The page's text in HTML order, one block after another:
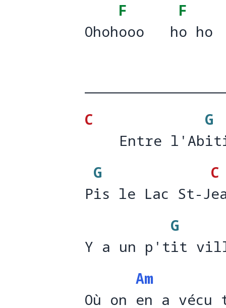
Ohoh
F
ooo   h
F
o ho
Ohohooo   ho ho
C
    Entre l'Ab
G
Entre
P
G
is le Lac St-J
C
Pis le Lac St-
Y a un p't
G
it
Y a un p'tit
Am
Où on en a vécu